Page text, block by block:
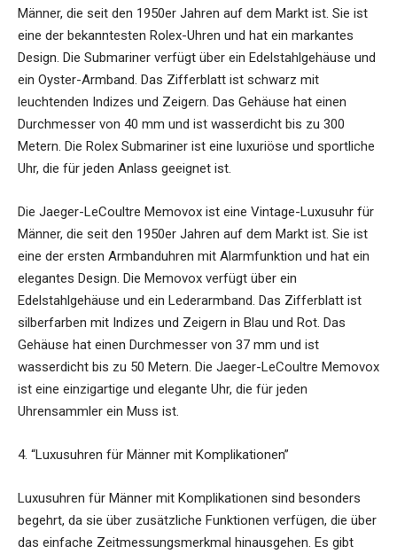
Männer, die seit den 1950er Jahren auf dem Markt ist. Sie ist
eine der bekanntesten Rolex-Uhren und hat ein markantes
Design. Die Submariner verfügt über ein Edelstahlgehäuse und
ein Oyster-Armband. Das Zifferblatt ist schwarz mit
leuchtenden Indizes und Zeigern. Das Gehäuse hat einen
Durchmesser von 40 mm und ist wasserdicht bis zu 300
Metern. Die Rolex Submariner ist eine luxuriöse und sportliche
Uhr, die für jeden Anlass geeignet ist.
Die Jaeger-LeCoultre Memovox ist eine Vintage-Luxusuhr für
Männer, die seit den 1950er Jahren auf dem Markt ist. Sie ist
eine der ersten Armbanduhren mit Alarmfunktion und hat ein
elegantes Design. Die Memovox verfügt über ein
Edelstahlgehäuse und ein Lederarmband. Das Zifferblatt ist
silberfarben mit Indizes und Zeigern in Blau und Rot. Das
Gehäuse hat einen Durchmesser von 37 mm und ist
wasserdicht bis zu 50 Metern. Die Jaeger-LeCoultre Memovox
ist eine einzigartige und elegante Uhr, die für jeden
Uhrensammler ein Muss ist.
4. “Luxusuhren für Männer mit Komplikationen”
Luxusuhren für Männer mit Komplikationen sind besonders
begehrt, da sie über zusätzliche Funktionen verfügen, die über
das einfache Zeitmessungsmerkmal hinausgehen. Es gibt